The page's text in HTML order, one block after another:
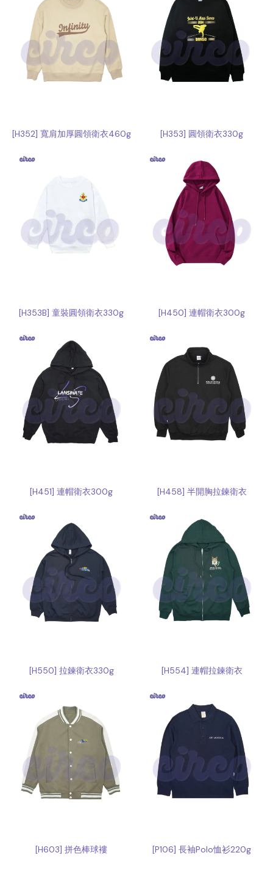
[H352] 寬肩加厚圓領衛衣460g [H353] 圓領衛衣330g
[H353B] 童裝圓領衛衣330g [H450] 連帽衛衣300g
[H451] 連帽衛衣300g [H458] 半開胸拉鍊衛衣
[H550] 拉鍊衛衣330g [H554] 連帽拉鍊衛衣
[H603] 拼色棒球褸 [P106] 長袖Polo恤衫220g